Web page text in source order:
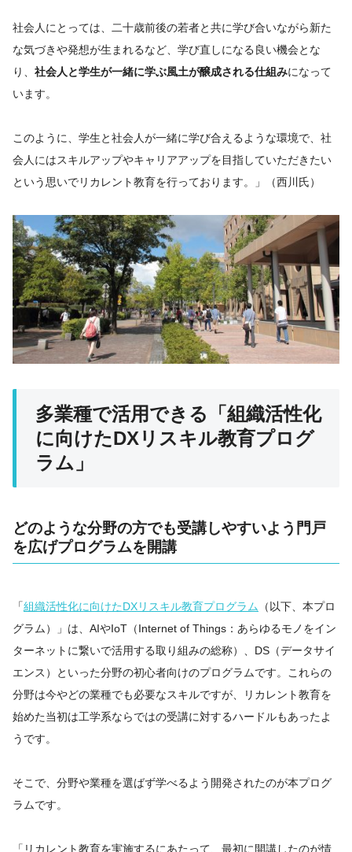
社会人にとっては、二十歳前後の若者と共に学び合いながら新た
な気づきや発想が生まれるなど、学び直しになる良い機会とな
り、 社会人と学生が一緒に学ぶ風土が醸成される仕組みになって
います。
このように、学生と社会人が一緒に学び合えるような環境で、社
会人にはスキルアップやキャリアアップを目指していただきたい
という思いでリカレント教育を行っております。」（西川氏）
多業種で活用できる「組織活性化
に向けたDXリスキル教育プログ
ラム」
どのような分野の方でも受講しやすいよう門戸
を広げプログラムを開講
「組織活性化に向けたDXリスキル教育プログラム
（以下、本プロ
グラム）」は、AIやIoT（Internet of Things：あらゆるモノをイン
ターネットに繋いで活用する取り組みの総称）、DS（データサイ
エンス）といった分野の初心者向けのプログラムです。これらの
分野は今やどの業種でも必要なスキルですが、リカレント教育を
始めた当初は工学系ならではの受講に対するハードルもあったよ
うです。
そこで、分野や業種を選ばず学べるよう開発されたのが本プログ
ラムです。
「リカレント教育を実施するにあたって、最初に開講したのが情